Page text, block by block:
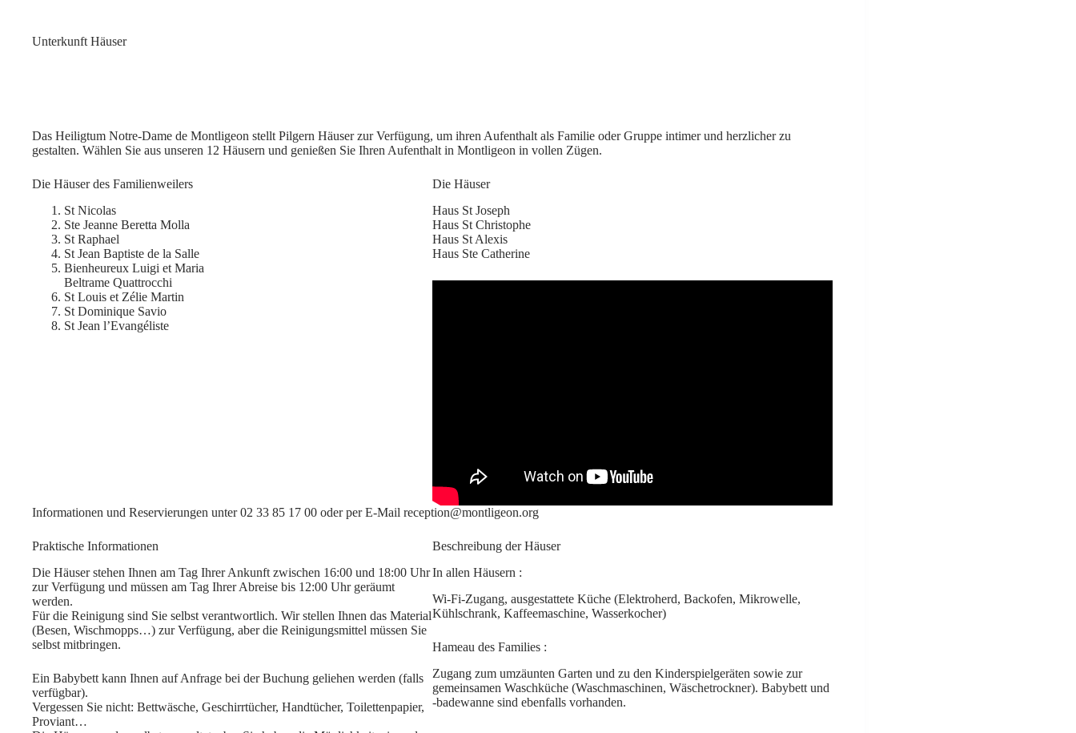
Unterkunft Häuser
Das Heiligtum Notre-Dame de Montligeon stellt Pilgern Häuser zur Verfügung, um ihren Aufenthalt als Familie oder Gruppe intimer und herzlicher zu
gestalten. Wählen Sie aus unseren 12 Häusern und genießen Sie Ihren Aufenthalt in Montligeon in vollen Zügen.
Die Häuser des Familienweilers
St Nicolas
Ste Jeanne Beretta Molla
St Raphael
St Jean Baptiste de la Salle
Bienheureux Luigi et Maria
Beltrame Quattrocchi
St Louis et Zélie Martin
St Dominique Savio
St Jean l’Evangéliste
Die Häuser
Haus St Joseph
Haus St Christophe
Haus St Alexis
Haus Ste Catherine
Informationen und Reservierungen unter 02 33 85 17 00 oder per E-Mail reception@montligeon.org
Praktische Informationen
Die Häuser stehen Ihnen am Tag Ihrer Ankunft zwischen 16:00 und 18:00 Uhr
zur Verfügung und müssen am Tag Ihrer Abreise bis 12:00 Uhr geräumt
werden.
Für die Reinigung sind Sie selbst verantwortlich. Wir stellen Ihnen das Material
(Besen, Wischmopps…) zur Verfügung, aber die Reinigungsmittel müssen Sie
selbst mitbringen.
Ein Babybett kann Ihnen auf Anfrage bei der Buchung geliehen werden (falls
verfügbar).
Vergessen Sie nicht: Bettwäsche, Geschirrtücher, Handtücher, Toilettenpapier,
Proviant…
Beschreibung der Häuser
In allen Häusern :
Wi-Fi-Zugang, ausgestattete Küche (Elektroherd, Backofen, Mikrowelle,
Kühlschrank, Kaffeemaschine, Wasserkocher)
Hameau des Families :
Zugang zum umzäunten Garten und zu den Kinderspielgeräten sowie zur
gemeinsamen Waschküche (Waschmaschinen, Wäschetrockner). Babybett und
-badewanne sind ebenfalls vorhanden.